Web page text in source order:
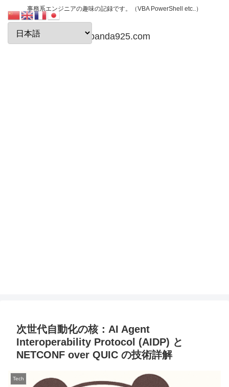
事務系エンジニアの趣味の記録です。（VBA PowerShell etc..）
papanda925.com
次世代自動化の核：AI Agent
Interoperability Protocol (AIDP) と
NETCONF over QUIC の技術詳解
Tech